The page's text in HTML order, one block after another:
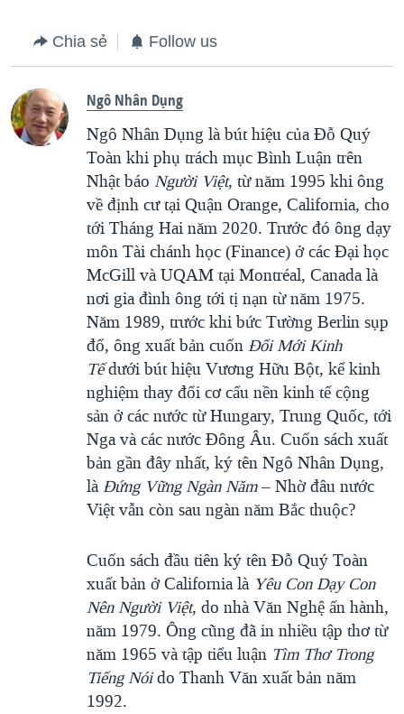
Chia sẻ Follow us
Ngô Nhân Dụng
Ngô Nhân Dụng là bút hiệu của Đỗ Quý
Toàn khi phụ trách mục Bình Luận trên
Nhật báo Người Việt, từ năm 1995 khi ông
về định cư tại Quận Orange, California, cho
tới Tháng Hai năm 2020. Trước đó ông dạy
môn Tài chánh học (Finance) ở các Đại học
McGill và UQAM tại Montréal, Canada là
nơi gia đình ông tới tị nạn từ năm 1975.
Năm 1989, trước khi bức Tường Berlin sụp
đổ, ông xuất bản cuốn Đổi Mới Kinh
Tếdưới bút hiệu Vương Hữu Bột, kể kinh
nghiệm thay đổi cơ cấu nền kinh tế cộng
sản ở các nước từ Hungary, Trung Quốc, tới
Nga và các nước Đông Âu. Cuốn sách xuất
bản gần đây nhất, ký tên Ngô Nhân Dụng,
làĐứng Vững Ngàn Năm– Nhờ đâu nước
Việt vẫn còn sau ngàn năm Bắc thuộc?
Cuốn sách đầu tiên ký tên Đỗ Quý Toàn
xuất bản ở California là Yêu Con Dạy Con
Nên Người Việt, do nhà Văn Nghệ ấn hành,
năm 1979. Ông cũng đã in nhiều tập thơ từ
năm 1965 và tập tiểu luận Tìm Thơ Trong
Tiếng Nóido Thanh Văn xuất bản năm
1992.